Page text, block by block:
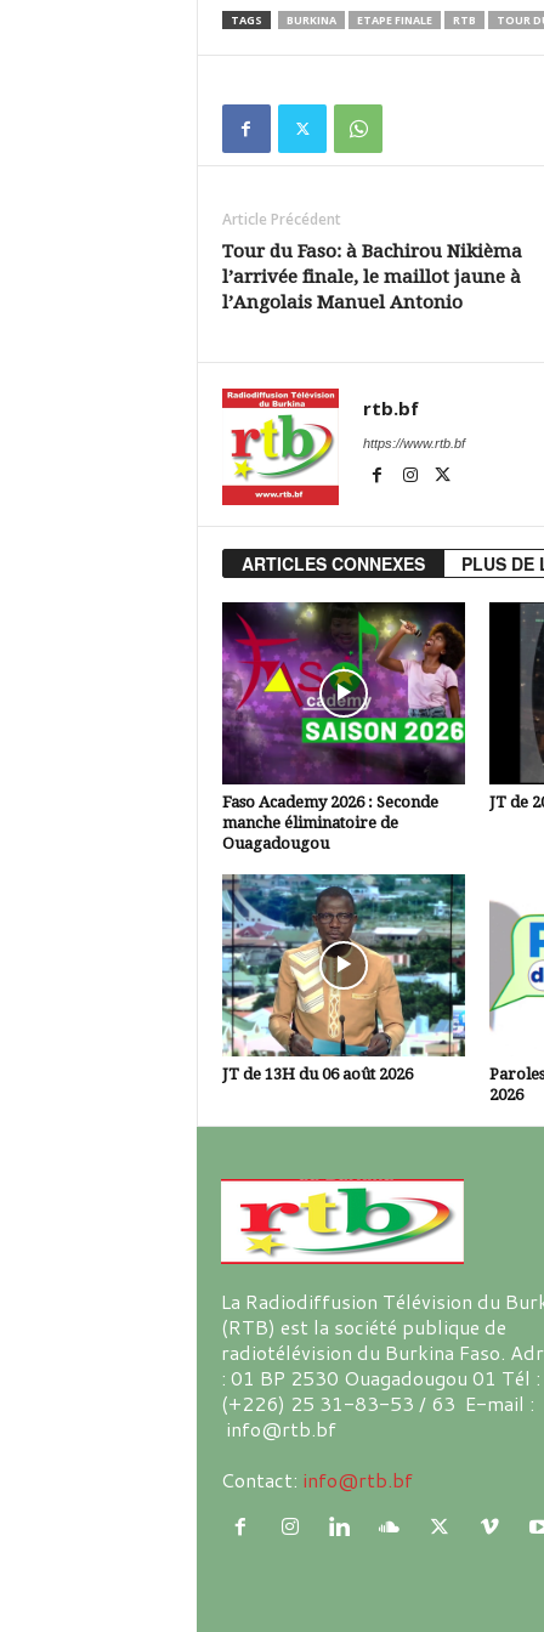
TAGS BURKINA ETAPE FINALE RTB TOUR
Article Précédent
Tour du Faso: à Bachirou Nikièma
l’arrivée finale, le maillot jaune à
l’Angolais Manuel Antonio
rtb.bf
https://www.rtb.bf
ARTICLES CONNEXES PLUS DE
Faso Academy 2026 : Seconde
manche éliminatoire de
Ouagadougou
JT de
JT de 13H du 06 août 2026
2026
La Radiodiffusion Télévision du
(RTB) est la société publique de
radiotélévision du Burkina Faso.
: 01 BP 2530 Ouagadougou 01 Tél :
(+226) 25 31-83-53 / 63 E-mail :
info@rtb.bf
Contact: info@rtb.bf